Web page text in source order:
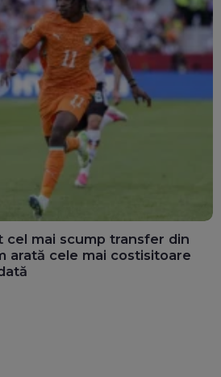
cel mai scump transfer din
arată cele mai costisitoare